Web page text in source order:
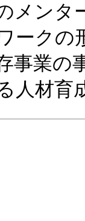
メンタ
ークの
事業の
人材育